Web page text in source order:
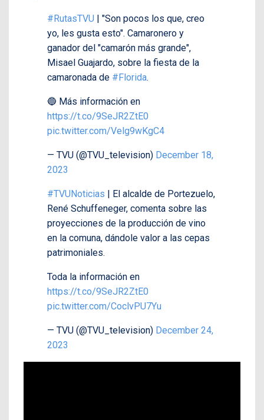
#RutasTVU | "Son pocos los que, creo
yo, les gusta esto". Camaronero y
ganador del "camarón más grande",
Misael Guajardo, sobre la fiesta de la
camaronada de #Florida.
🔵 Más información en
https://t.co/9SeJR2ZtE0
pic.twitter.com/Velg9wKgC4
— TVU (@TVU_television) December 18,
2023
#TVUNoticias | El alcalde de Portezuelo,
René Schuffeneger, comenta sobre las
proyecciones de la producción de vino
en la comuna, dándole valor a las cepas
patrimoniales.
Toda la información en
https://t.co/9SeJR2ZtE0
pic.twitter.com/CoclvPU7Yu
— TVU (@TVU_television) December 24,
2023